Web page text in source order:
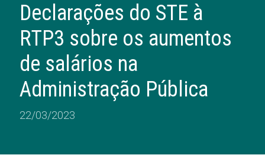
Declarações do STE à
RTP3 sobre os aumentos
de salários na
Administração Pública
22/03/2023